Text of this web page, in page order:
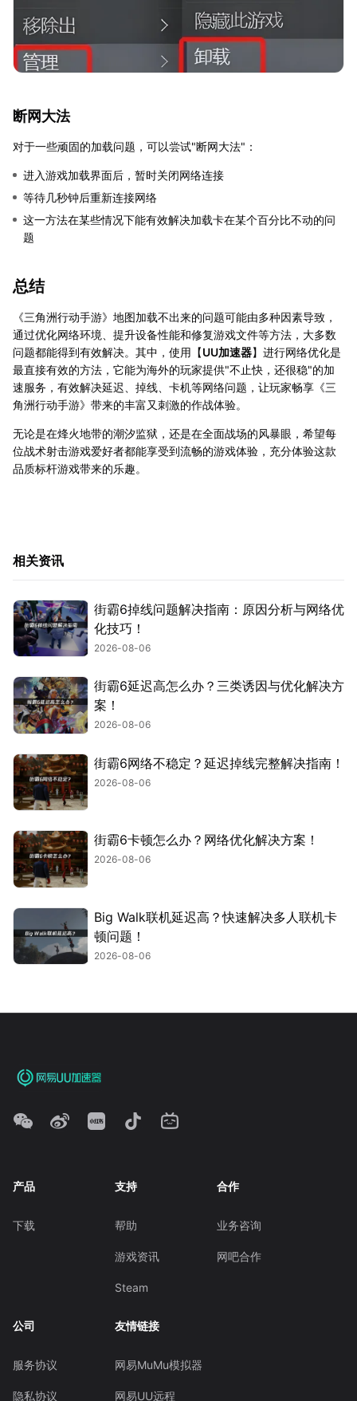
断网大法
对于一些顽固的加载问题，可以尝试"断网大法"：
进入游戏加载界面后，暂时关闭网络连接
等待几秒钟后重新连接网络
这一方法在某些情况下能有效解决加载卡在某个百分比不动的问
题
总结
《三角洲行动手游》地图加载不出来的问题可能由多种因素导致，
通过优化网络环境、提升设备性能和修复游戏文件等方法，大多数
问题都能得到有效解决。其中，使用【UU加速器】进行网络优化是
最直接有效的方法，它能为海外的玩家提供"不止快，还很稳"的加
速服务，有效解决延迟、掉线、卡机等网络问题，让玩家畅享《三
角洲行动手游》带来的丰富又刺激的作战体验。
无论是在烽火地带的潮汐监狱，还是在全面战场的风暴眼，希望每
位战术射击游戏爱好者都能享受到流畅的游戏体验，充分体验这款
品质标杆游戏带来的乐趣。
相关资讯
街霸6掉线问题解决指南：原因分析与网络优
化技巧！
2026-08-06
街霸6延迟高怎么办？三类诱因与优化解决方
案！
2026-08-06
街霸6网络不稳定？延迟掉线完整解决指南！
2026-08-06
街霸6卡顿怎么办？网络优化解决方案！
2026-08-06
Big Walk联机延迟高？快速解决多人联机卡
顿问题！
2026-08-06
产品
下载
支持
帮助
游戏资讯
Steam
合作
业务咨询
网吧合作
公司
服务协议
隐私协议
友情链接
网易MuMu模拟器
网易UU远程